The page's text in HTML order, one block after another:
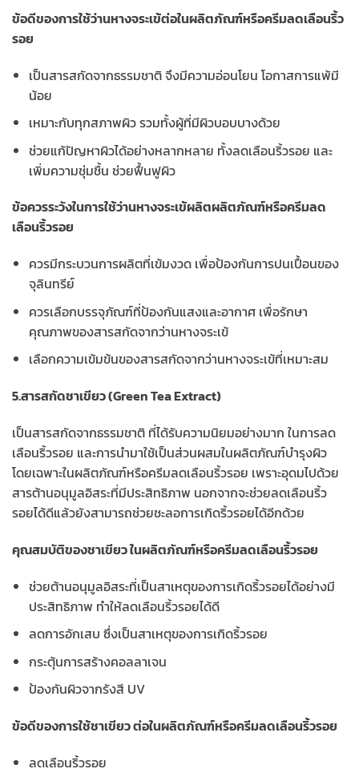
ข้อดีของการใช้ว่านหางจระเข้ต่อในผลิตภัณฑ์หรือครีมลดเลือนริ้ว
รอย
เป็นสารสกัดจากธรรมชาติ จึงมีความอ่อนโยน โอกาสการแพ้มี
น้อย
เหมาะกับทุกสภาพผิว รวมทั้งผู้ที่มีผิวบอบบางด้วย
ช่วยแก้ปัญหาผิวได้อย่างหลากหลาย ทั้งลดเลือนริ้วรอย และ
เพิ่มความชุ่มชื้น ช่วยฟื้นฟูผิว
ข้อควรระวังในการใช้ว่านหางจระเข้ผลิตผลิตภัณฑ์หรือครีมลด
เลือนริ้วรอย
ควรมีกระบวนการผลิตที่เข้มงวด เพื่อป้องกันการปนเปื้อนของ
จุลินทรีย์
ควรเลือกบรรจุภัณฑ์ที่ป้องกันแสงและอากาศ เพื่อรักษา
คุณภาพของสารสกัดจากว่านหางจระเข้
เลือกความเข้มข้นของสารสกัดจากว่านหางจระเข้ที่เหมาะสม
5.สารสกัดชาเขียว (Green Tea Extract)
เป็นสารสกัดจากธรรมชาติ ที่ได้รับความนิยมอย่างมาก ในการลด
เลือนริ้วรอย และการนำมาใช้เป็นส่วนผสมในผลิตภัณฑ์บำรุงผิว
โดยเฉพาะในผลิตภัณฑ์หรือครีมลดเลือนริ้วรอย เพราะอุดมไปด้วย
สารต้านอนุมูลอิสระที่มีประสิทธิภาพ นอกจากจะช่วยลดเลือนริ้ว
รอยได้ดีแล้วยังสามารถช่วยชะลอการเกิดริ้วรอยได้อีกด้วย
คุณสมบัติของชาเขียว ในผลิตภัณฑ์หรือครีมลดเลือนริ้วรอย
ช่วยต้านอนุมูลอิสระที่เป็นสาเหตุของการเกิดริ้วรอยได้อย่างมี
ประสิทธิภาพ ทำให้ลดเลือนริ้วรอยได้ดี
ลดการอักเสบ ซึ่งเป็นสาเหตุของการเกิดริ้วรอย
กระตุ้นการสร้างคอลลาเจน
ป้องกันผิวจากรังสี UV
ข้อดีของการใช้ชาเขียว ต่อในผลิตภัณฑ์หรือครีมลดเลือนริ้วรอย
ลดเลือนริ้วรอย